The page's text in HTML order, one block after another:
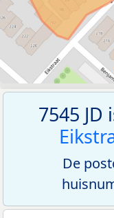
7545
De